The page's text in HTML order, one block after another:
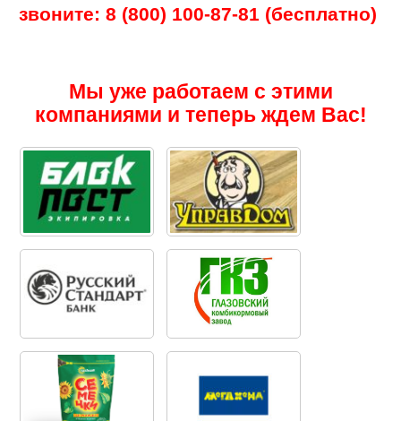
звоните: 8 (800) 100-87-81 (бесплатно)
Мы уже работаем с этими
компаниями и теперь ждем Вас!